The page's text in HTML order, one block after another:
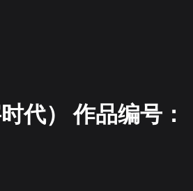
代）作品编号：